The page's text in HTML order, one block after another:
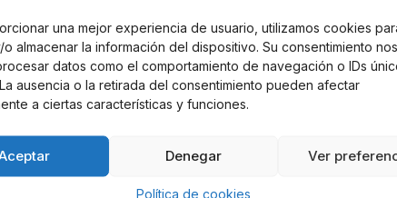
una mejor experiencia de usuario, utilizamos cookies
almacenar la información del dispositivo. Su consentimiento nos
datos como el comportamiento de navegación o IDs
ausencia o la retirada del consentimiento pueden afectar
a ciertas características y funciones.
Denegar Ver
Política de cookies